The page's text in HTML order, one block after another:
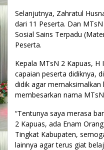
Selanjutnya, Zahratul
dari 11 Peserta. Dan
Sosial Sains Terpadu
Peserta.
Kepala MTsN 2 Kapuas,
capaian peserta didiknya,
didik agar
membesarkan nama
“Tentunya saya merasa
2 Kapuas, ada Enam
Tingkat Kabupaten,
lainnya agar terus giat